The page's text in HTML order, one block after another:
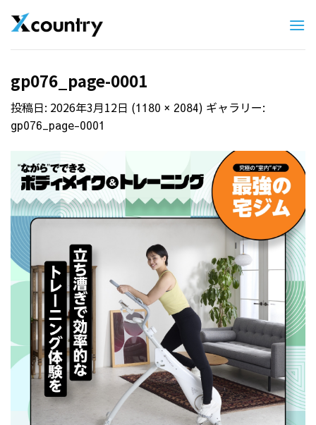
gp076_page-0001
投稿日: 2026年3月12日 (1180 × 2084) ギャラリー:
gp076_page-0001